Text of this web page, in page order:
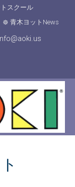
スクール
青木ヨットNews